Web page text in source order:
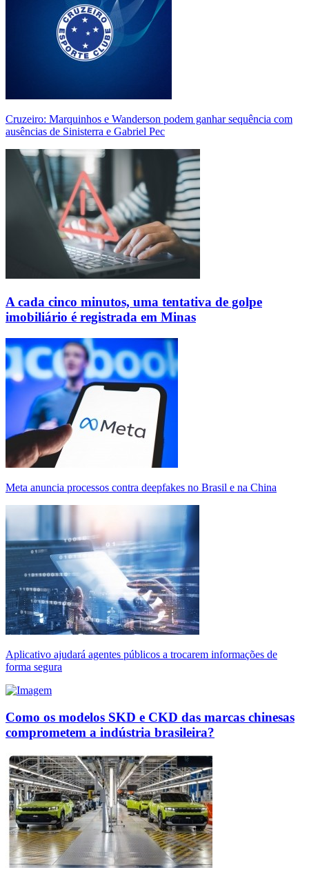
Cruzeiro: Marquinhos e Wanderson podem ganhar sequência com
ausências de Sinisterra e Gabriel Pec
A cada cinco minutos, uma tentativa de golpe
imobiliário é registrada em Minas
Meta anuncia processos contra deepfakes no Brasil e na China
Aplicativo ajudará agentes públicos a trocarem informações de
forma segura
Como os modelos SKD e CKD das marcas chinesas
comprometem a indústria brasileira?